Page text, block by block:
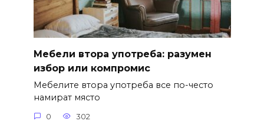
Мебели втора употреба: разумен
избор или компромис
Мебелите втора употреба все по-често
намират място
0 302